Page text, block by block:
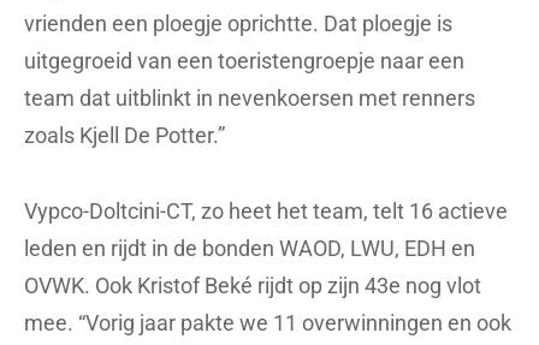
vrienden een ploegje oprichtte. Dat ploegje is
uitgegroeid van een toeristengroepje naar een
team dat uitblinkt in nevenkoersen met renners
zoals Kjell De Potter.”
Vypco-Doltcini-CT, zo heet het team, telt 16 actieve
leden en rijdt in de bonden WAOD, LWU, EDH en
OVWK. Ook Kristof Beké rijdt op zijn 43e nog vlot
mee. “Vorig jaar pakte we 11 overwinningen en ook